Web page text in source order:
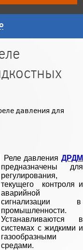
давления для
Реле давления ДРДМ
предназначены для
регулирования,
текущего контроля и
аварийной
сигнализации в
промышленности.
Устанавливаются в
системах с жидкими и
газообразными
средами.